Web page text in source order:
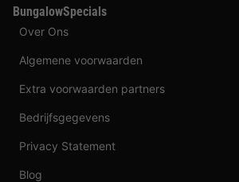
BungalowSpecials
Over Ons
Algemene voorwaarden
Extra voorwaarden partners
Bedrijfsgegevens
Privacy Statement
Blog